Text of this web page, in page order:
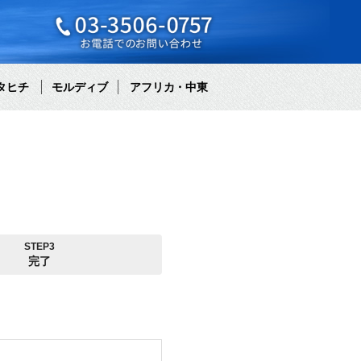
ヒチ モルディブ アフリカ・中東
STEP3
完了